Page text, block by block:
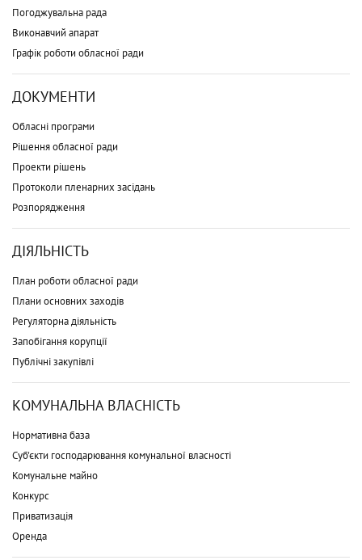
Погоджувальна рада
Виконавчий апарат
Графік роботи обласної ради
ДОКУМЕНТИ
Обласні програми
Рішення обласної ради
Проекти рішень
Протоколи пленарних засідань
Розпорядження
ДІЯЛЬНІСТЬ
План роботи обласної ради
Плани основних заходів
Регуляторна діяльність
Запобігання корупції
Публічні закупівлі
КОМУНАЛЬНА ВЛАСНІСТЬ
Нормативна база
Суб'єкти господарювання комунальної власності
Комунальне майно
Конкурс
Приватизація
Оренда